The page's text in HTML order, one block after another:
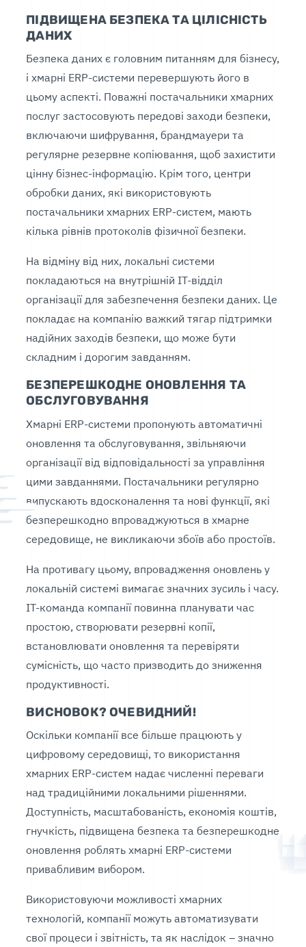
ПІДВИЩЕНА БЕЗПЕКА ТА ЦІЛІСНІСТЬ
ДАНИХ
Безпека даних є головним питанням для бізнесу,
і хмарні ERP-системи перевершують його в
цьому аспекті. Поважні постачальники хмарних
послуг застосовують передові заходи безпеки,
включаючи шифрування, брандмауери та
регулярне резервне копіювання, щоб захистити
цінну бізнес-інформацію. Крім того, центри
обробки даних, які використовують
постачальники хмарних ERP-систем, мають
кілька рівнів протоколів фізичної безпеки.
На відміну від них, локальні системи
покладаються на внутрішній ІТ-відділ
організації для забезпечення безпеки даних. Це
покладає на компанію важкий тягар підтримки
надійних заходів безпеки, що може бути
складним і дорогим завданням.
БЕЗПЕРЕШКОДНЕ ОНОВЛЕННЯ ТА
ОБСЛУГОВУВАННЯ
Хмарні ERP-системи пропонують автоматичні
оновлення та обслуговування, звільняючи
організації від відповідальності за управління
цими завданнями. Постачальники регулярно
випускають вдосконалення та нові функції, які
безперешкодно впроваджуються в хмарне
середовище, не викликаючи збоїв або простоїв.
На противагу цьому, впровадження оновлень у
локальній системі вимагає значних зусиль і часу.
ІТ-команда компанії повинна планувати час
простою, створювати резервні копії,
встановлювати оновлення та перевіряти
сумісність, що часто призводить до зниження
продуктивності.
ВИСНОВОК? ОЧЕВИДНИЙ!
Оскільки компанії все більше працюють у
цифровому середовищі, то використання
хмарних ERP-систем надає численні переваги
над традиційними локальними рішеннями.
Доступність, масштабованість, економія коштів,
гнучкість, підвищена безпека та безперешкодне
оновлення роблять хмарні ERP-системи
привабливим вибором.
Використовуючи можливості хмарних
технологій, компанії можуть автоматизувати
свої процеси і звітність, та як наслідок – значно